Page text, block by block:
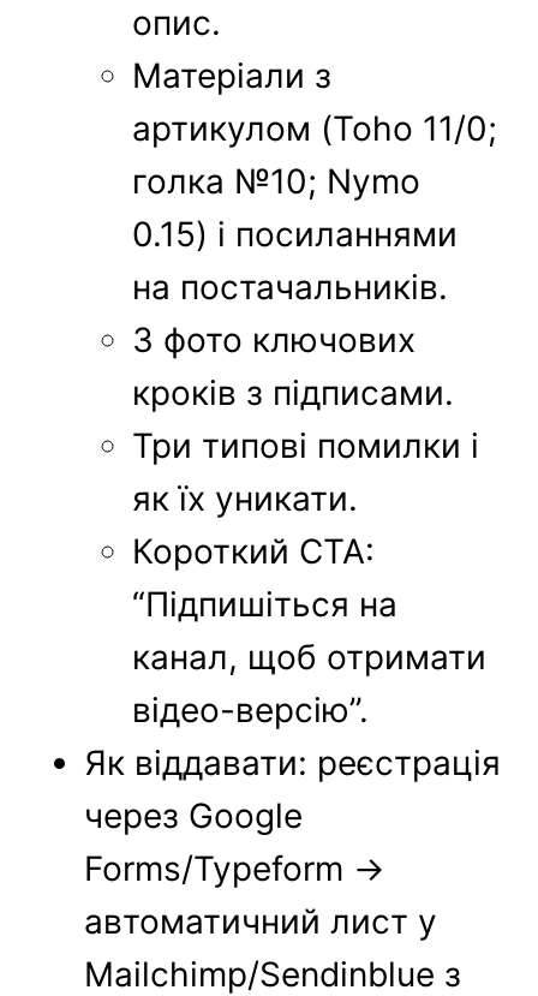
опис.
Матеріали з
артикулом (Toho 11/0;
голка №10; Nymo
0.15) і посиланнями
на постачальників.
3 фото ключових
кроків з підписами.
Три типові помилки і
як їх уникати.
Короткий CTA:
“Підпишіться на
канал, щоб отримати
відео-версію”.
Як віддавати: реєстрація
через Google
Forms/Typeform →
автоматичний лист у
Mailchimp/Sendinblue з